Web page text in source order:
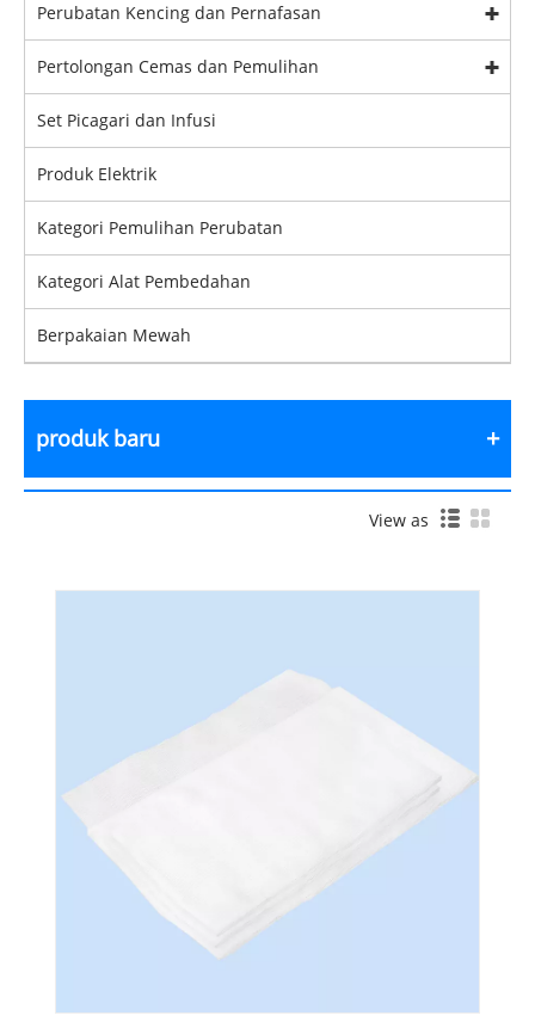
Perubatan Kencing dan Pernafasan
Pertolongan Cemas dan Pemulihan
Set Picagari dan Infusi
Produk Elektrik
Kategori Pemulihan Perubatan
Kategori Alat Pembedahan
Berpakaian Mewah
produk baru
View as